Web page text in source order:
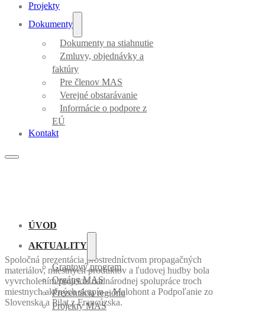
Projekty
Dokumenty
Dokumenty na stiahnutie
Zmluvy, objednávky a
faktúry
Pre členov MAS
Verejné obstarávanie
Informácie o podpore z
EÚ
Kontakt
ÚVOD
AKTUALITY
Grantový program
Orgány MAS
Prezentácia regiónu
Projekty MAS
Spoločná prezentácia prostredníctvom propagačných
materiálov, miestnych produktov a ľudovej hudby bola
vyvrcholením projektu nadnárodnej spolupráce troch
miestnych akčných skupín – Malohont a Podpoľanie zo
Slovenska a Pilat z Francúzska.